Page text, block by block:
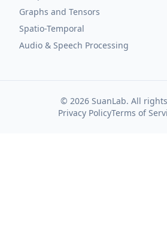
Graphs and Tensors
Spatio-Temporal
Audio & Speech Processing
© 2026 SuanLab. All
Privacy PolicyTerms of